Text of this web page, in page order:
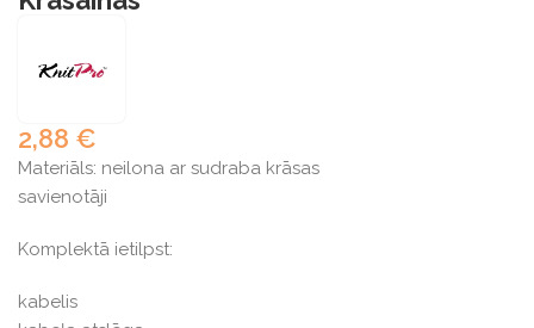
2,88 €
Materiāls: neilona ar sudraba krāsas
savienotāji
Komplektā ietilpst:
kabelis